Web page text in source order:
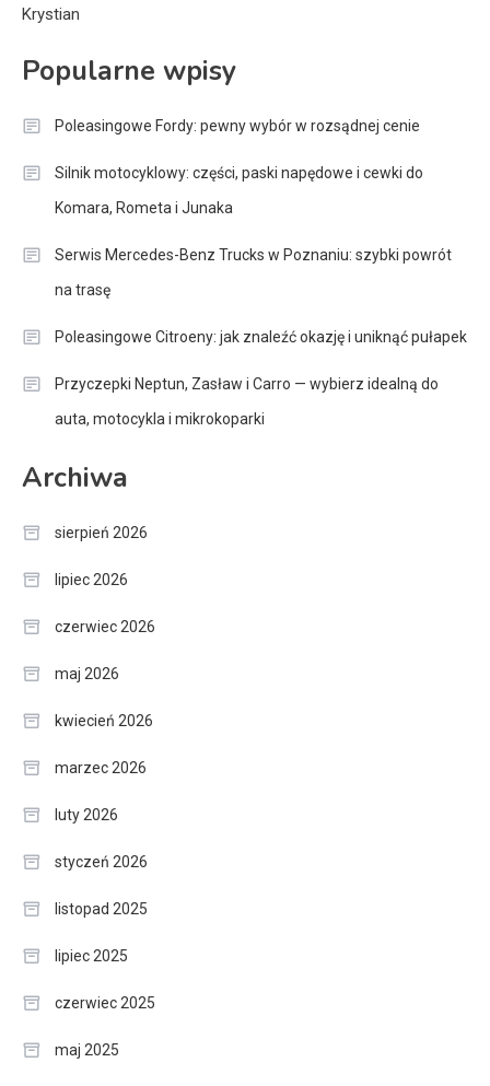
Krystian
Popularne wpisy
Poleasingowe Fordy: pewny wybór w rozsądnej cenie
Silnik motocyklowy: części, paski napędowe i cewki do
Komara, Rometa i Junaka
Serwis Mercedes-Benz Trucks w Poznaniu: szybki powrót
na trasę
Poleasingowe Citroeny: jak znaleźć okazję i uniknąć pułapek
Przyczepki Neptun, Zasław i Carro — wybierz idealną do
auta, motocykla i mikrokoparki
Archiwa
sierpień 2026
lipiec 2026
czerwiec 2026
maj 2026
kwiecień 2026
marzec 2026
luty 2026
styczeń 2026
listopad 2025
lipiec 2025
czerwiec 2025
maj 2025